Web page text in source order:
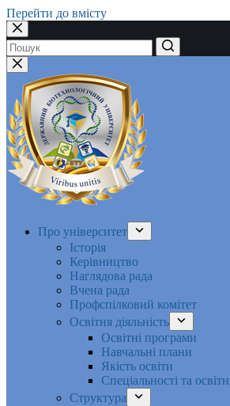
Перейти до вмісту
Немає
результатів
Про університет
Історія
Керівництво
Наглядова рада
Вчена рада
Профспілковий комітет
Освітня діяльність
Освітні програми
Навчальні плани
Якість освіти
Спеціальності та
Структура